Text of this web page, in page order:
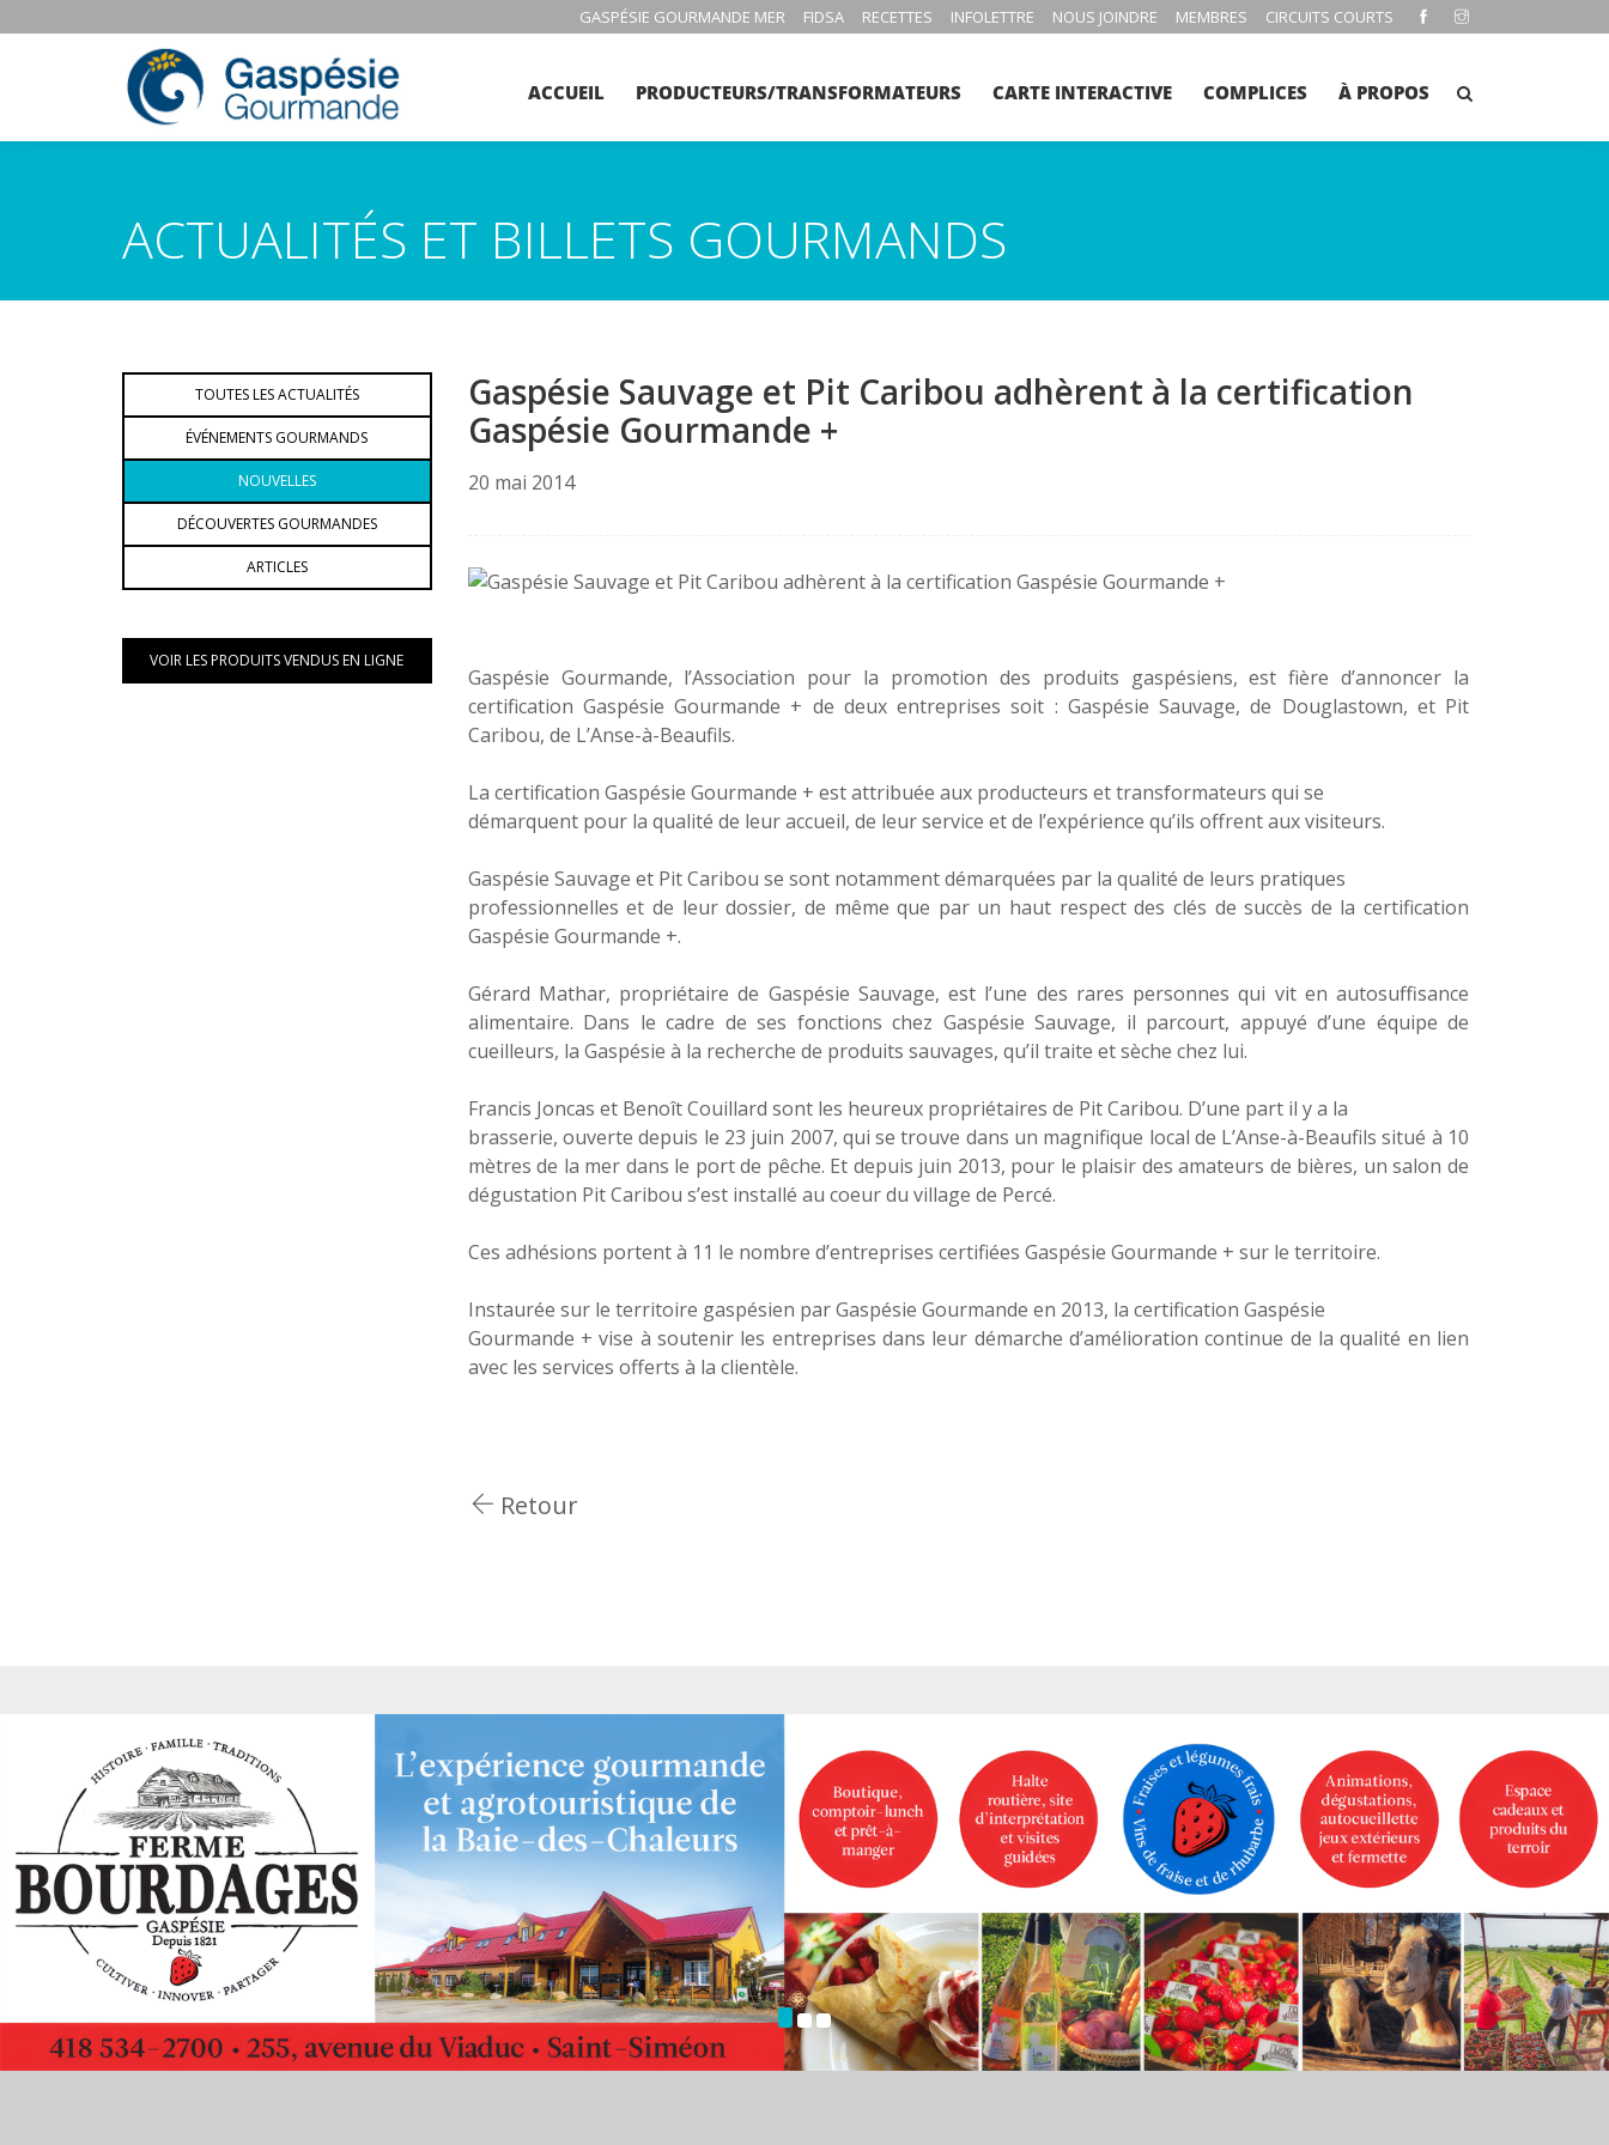
GASPÉSIE GOURMANDE MER FIDSA RECETTES INFOLETTRE NOUS JOINDRE MEMBRES CIRCUITS COURTS
ACCUEIL PRODUCTEURS/TRANSFORMATEURS CARTE INTERACTIVE COMPLICES À PROPOS
ACTUALITÉS ET BILLETS GOURMANDS
TOUTES LES ACTUALITÉS
ÉVÉNEMENTS GOURMANDS
NOUVELLES
DÉCOUVERTES GOURMANDES
ARTICLES
VOIR LES PRODUITS VENDUS EN LIGNE
Gaspésie Sauvage et Pit Caribou adhèrent à la certification
Gaspésie Gourmande +
20 mai 2014
Gaspésie Gourmande, l’Association pour la promotion des produits gaspésiens, est fière d’annoncer la
certification Gaspésie Gourmande + de deux entreprises soit : Gaspésie Sauvage, de Douglastown, et Pit
Caribou, de L’Anse-à-Beaufils.
La certification Gaspésie Gourmande + est attribuée aux producteurs et transformateurs qui se
démarquent pour la qualité de leur accueil, de leur service et de l’expérience qu’ils offrent aux visiteurs.
Gaspésie Sauvage et Pit Caribou se sont notamment démarquées par la qualité de leurs pratiques
professionnelles et de leur dossier, de même que par un haut respect des clés de succès de la certification
Gaspésie Gourmande +.
Gérard Mathar, propriétaire de Gaspésie Sauvage, est l’une des rares personnes qui vit en autosuffisance
alimentaire. Dans le cadre de ses fonctions chez Gaspésie Sauvage, il parcourt, appuyé d’une équipe de
cueilleurs, la Gaspésie à la recherche de produits sauvages, qu’il traite et sèche chez lui.
Francis Joncas et Benoît Couillard sont les heureux propriétaires de Pit Caribou. D’une part il y a la
brasserie, ouverte depuis le 23 juin 2007, qui se trouve dans un magnifique local de L’Anse-à-Beaufils situé à 10
mètres de la mer dans le port de pêche. Et depuis juin 2013, pour le plaisir des amateurs de bières, un salon de
dégustation Pit Caribou s’est installé au coeur du village de Percé.
Ces adhésions portent à 11 le nombre d’entreprises certifiées Gaspésie Gourmande + sur le territoire.
Instaurée sur le territoire gaspésien par Gaspésie Gourmande en 2013, la certification Gaspésie
Gourmande + vise à soutenir les entreprises dans leur démarche d’amélioration continue de la qualité en lien
avec les services offerts à la clientèle.
Retour